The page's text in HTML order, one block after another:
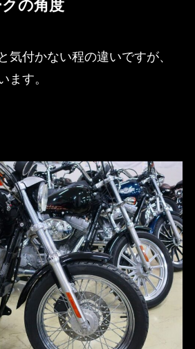
の角度
気付かない程の違いですが、
ます。